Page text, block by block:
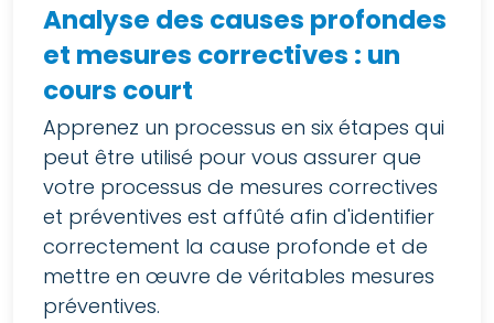
Analyse des causes profondes
et mesures correctives : un
cours court
Apprenez un processus en six étapes qui
peut être utilisé pour vous assurer que
votre processus de mesures correctives
et préventives est affûté afin d'identifier
correctement la cause profonde et de
mettre en œuvre de véritables mesures
préventives.